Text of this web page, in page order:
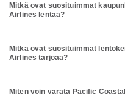
Mitkä ovat suosituimmat
Airlines lentää?
Mitkä ovat suosituimmat
Airlines tarjoaa?
Miten voin varata Pacific